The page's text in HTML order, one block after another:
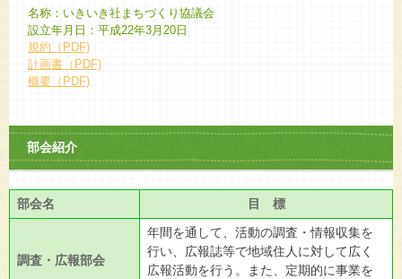
名称：いきいき社まちづくり協議会
設立年月日：平成22年3月20日
規約（PDF)
計画書（PDF)
概要（PDF)
部会紹介
部会名 目 標
調査・広報部会
年間を通して、活動の調査・情報収集を
行い、広報誌等で地域住人に対して広く
広報活動を行う。また、定期的に事業を